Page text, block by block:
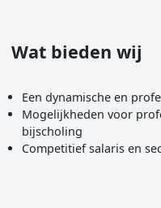
Wat bieden wij
Een dynamische en
Mogelijkheden voor
bijscholing
Competitief salaris en